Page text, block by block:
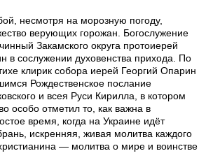
несмотря на морозную погоду,
верующих горожан. Богослужение
Закамского округа протоиерей
в сослужении духовенства прихода. По
клирик собора иерей Георгий Опарин
Рождественское послание
и всея Руси Кирилла, в котором
особо отметил то, как важна в
время, когда на Украине идёт
искренняя, живая молитва каждого
— молитва о мире и воинстве